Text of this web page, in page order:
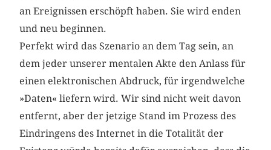
an Ereignissen erschöpft haben. Sie wird enden
und neu beginnen.
Perfekt wird das Szenario an dem Tag sein, an
dem jeder unserer mentalen Akte den Anlass für
einen elektronischen Abdruck, für irgendwelche
»Daten« liefern wird. Wir sind nicht weit davon
entfernt, aber der jetzige Stand im Prozess des
Eindringens des Internet in die Totalität der